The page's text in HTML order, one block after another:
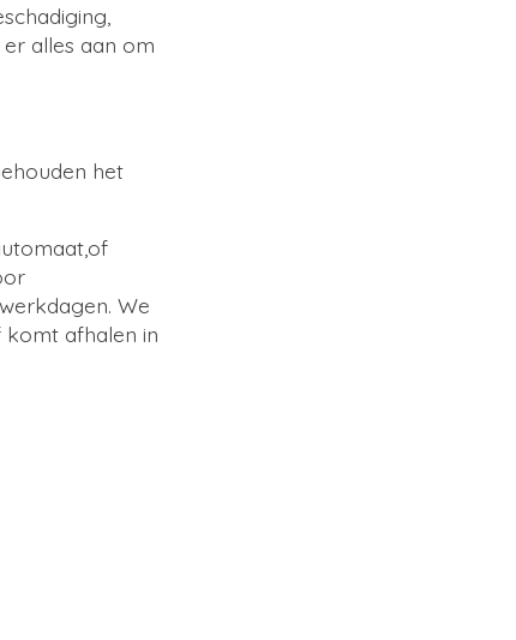
alles aan om
het
We
komt afhalen in